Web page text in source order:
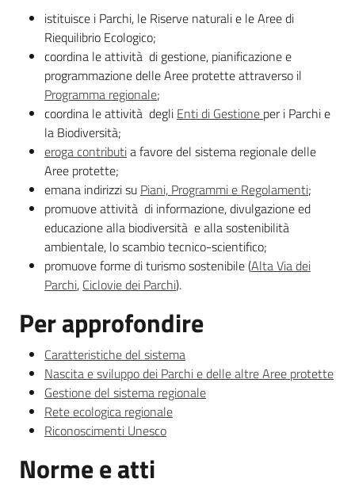
Leggi Atti Bandi
Piani Programmi
Progetti
istituisce i Parchi, le Riserve naturali e le Aree di
Riequilibrio Ecologico;
coordina le attività di gestione, pianificazione e
programmazione delle Aree protette attraverso il
Programma regionale;
coordina le attività degli Enti di Gestione per i Parchi e
la Biodiversità;
eroga contributia favore del sistema regionale delle
Aree protette;
emana indirizzi su Piani, Programmi e Regolamenti;
promuove attività di informazione, divulgazione ed
educazione alla biodiversità e alla sostenibilità
ambientale, lo scambio tecnico-scientifico;
promuove forme di turismo sostenibile (Alta Via dei
Parchi, Ciclovie dei Parchi).
Per approfondire
Caratteristiche del sistema
Nascita e sviluppo dei Parchi e delle altre Aree protette
Gestione del sistema regionale
Rete ecologica regionale
Riconoscimenti Unesco
Norme e atti